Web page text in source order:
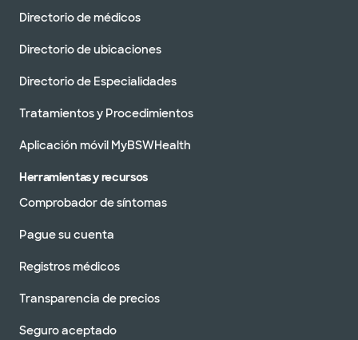
Directorio de médicos
Directorio de ubicaciones
Directorio de Especialidades
Tratamientos y Procedimientos
Aplicación móvil MyBSWHealth
Herramientas y recursos
Comprobador de síntomas
Pague su cuenta
Registros médicos
Transparencia de precios
Seguro aceptado